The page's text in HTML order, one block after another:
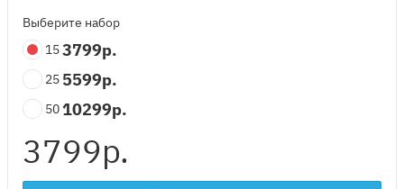
Выберите набор
153799р.
25 5599р.
50 10299р.
3799р.